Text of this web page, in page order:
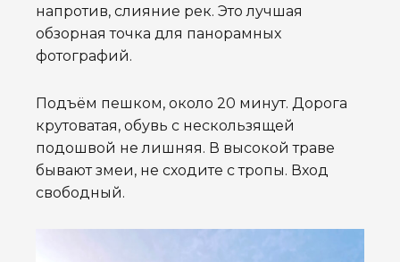
напротив, слияние рек. Это лучшая
обзорная точка для панорамных
фотографий.
Подъём пешком, около 20 минут. Дорога
крутоватая, обувь с нескользящей
подошвой не лишняя. В высокой траве
бывают змеи, не сходите с тропы. Вход
свободный.